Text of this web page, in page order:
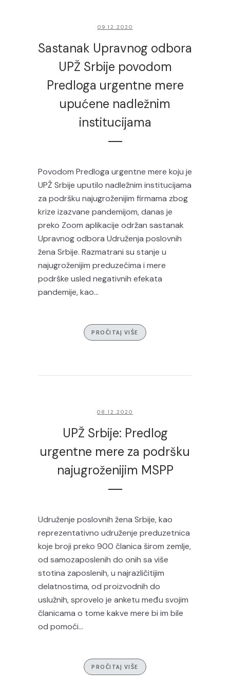
09.12.2020
Sastanak Upravnog odbora
UPŽ Srbije povodom
Predloga urgentne mere
upućene nadležnim
institucijama
Povodom Predloga urgentne mere koju je
UPŽ Srbije uputilo nadležnim institucijama
za podršku najugroženijim firmama zbog
krize izazvane pandemijom, danas je
preko Zoom aplikacije održan sastanak
Upravnog odbora Udruženja poslovnih
žena Srbije. Razmatrani su stanje u
najugroženijim preduzećima i mere
podrške usled negativnih efekata
pandemije, kao...
PROČITAJ VIŠE
08.12.2020
UPŽ Srbije: Predlog
urgentne mere za podršku
najugroženijim MSPP
Udruženje poslovnih žena Srbije, kao
reprezentativno udruženje preduzetnica
koje broji preko 900 članica širom zemlje,
od samozaposlenih do onih sa više
stotina zaposlenih, u najrazličitijim
delatnostima, od proizvodnih do
uslužnih, sprovelo je anketu među svojim
članicama o tome kakve mere bi im bile
od pomoći...
PROČITAJ VIŠE